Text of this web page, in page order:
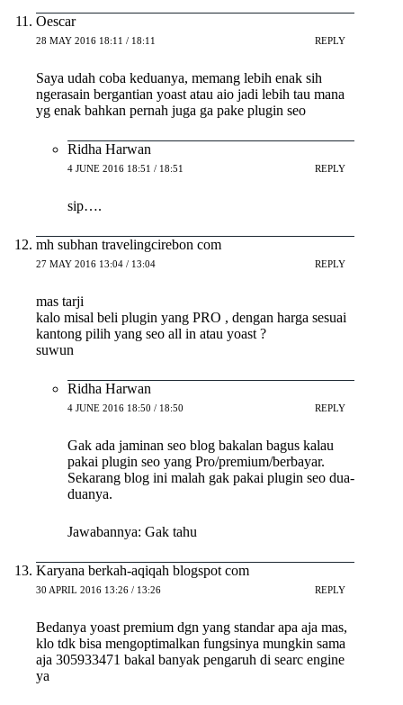
Oescar
28 MAY 2016 18:11 / 18:11 REPLY
Saya udah coba keduanya, memang lebih enak sih
ngerasain bergantian yoast atau aio jadi lebih tau mana
yg enak bahkan pernah juga ga pake plugin seo
Ridha Harwan
4 JUNE 2016 18:51 / 18:51 REPLY
sip….
mh subhan travelingcirebon com
27 MAY 2016 13:04 / 13:04 REPLY
mas tarji
kalo misal beli plugin yang PRO , dengan harga sesuai
kantong pilih yang seo all in atau yoast ?
suwun
Ridha Harwan
4 JUNE 2016 18:50 / 18:50 REPLY
Gak ada jaminan seo blog bakalan bagus kalau
pakai plugin seo yang Pro/premium/berbayar.
Sekarang blog ini malah gak pakai plugin seo dua-
duanya.
Jawabannya: Gak tahu
Karyana berkah-aqiqah blogspot com
30 APRIL 2016 13:26 / 13:26 REPLY
Bedanya yoast premium dgn yang standar apa aja mas,
klo tdk bisa mengoptimalkan fungsinya mungkin sama
aja 305933471 bakal banyak pengaruh di searc engine
ya